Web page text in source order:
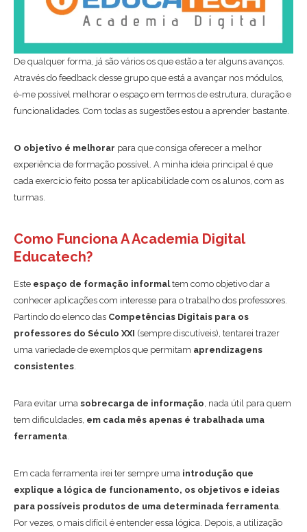
De qualquer forma, já são vários os que estão a ter alguns avanços.
Através do feedback desse grupo que está a avançar nos módulos,
é-me possível melhorar o espaço em termos de estrutura, duração e
funcionalidades. Com todas as sugestões estou a aprender bastante.
O objetivo é melhorar para que consiga oferecer a melhor
experiência de formação possível. A minha ideia principal é que
cada exercício feito possa ter aplicabilidade com os alunos, com as
turmas.
Como Funciona A Academia Digital
Educatech?
Este espaço de formação informaltem como objetivo dar a
conhecer aplicações com interesse para o trabalho dos professores.
Partindo do elenco das Competências Digitais para os
professores do Século XXI (sempre discutíveis), tentarei trazer
uma variedade de exemplos que permitam aprendizagens
consistentes
Para evitar uma sobrecarga de informação , nada útil para quem
tem dificuldades, em cada mês apenas é trabalhada uma
ferramenta
Em cada ferramenta irei ter sempre uma introdução que
explique a lógica de funcionamento, os objetivos e ideias
para possíveis produtos de uma determinada ferramenta
Por vezes, o mais difícil é entender essa lógica. Depois, a utilização